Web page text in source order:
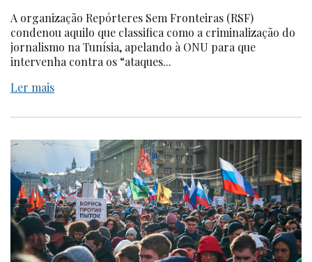
A organização Repórteres Sem Fronteiras (RSF)
condenou aquilo que classifica como a criminalização do
jornalismo na Tunísia, apelando à ONU para que
intervenha contra os “ataques...
Ler mais